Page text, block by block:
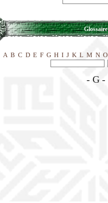
Glossaire
A B C D E F G H I J K L M N O
- G -